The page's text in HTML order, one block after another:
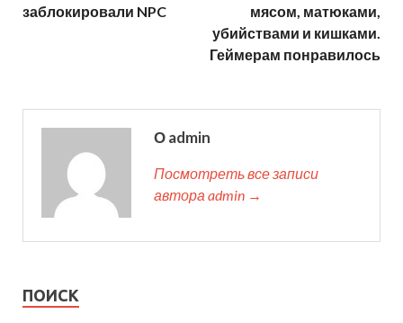
заблокировали NPC
мясом, матюками,
убийствами и кишками.
Геймерам понравилось
О admin
Посмотреть все записи
автора admin →
ПОИСК